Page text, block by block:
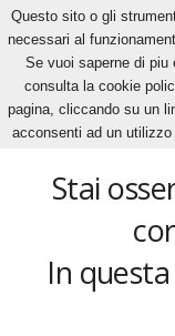
Home Tags Piola
piola
Stai
In
Questo sito o gli
necessari al
Se vuoi saperne di piu
consulta la cookie
pagina, cliccando su un
acconsenti ad un